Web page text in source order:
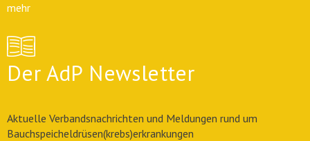
mehr
Der AdP Newsletter
Aktuelle Verbandsnachrichten und Meldungen rund um
Bauchspeicheldrüsen(krebs)erkrankungen